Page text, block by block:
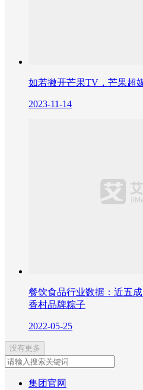
如若撇开芒果TV，芒果超
2023-11-14
餐饮食品行业数据：近五
香村品牌粽子
2022-05-25
没有更多
集团官网